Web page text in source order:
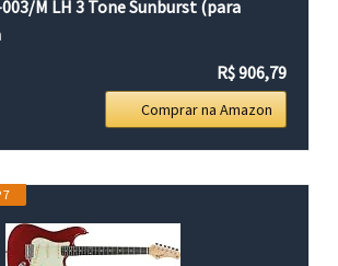
M LH 3 Tone Sunburst (para
R$ 906,79
Comprar na Amazon
7